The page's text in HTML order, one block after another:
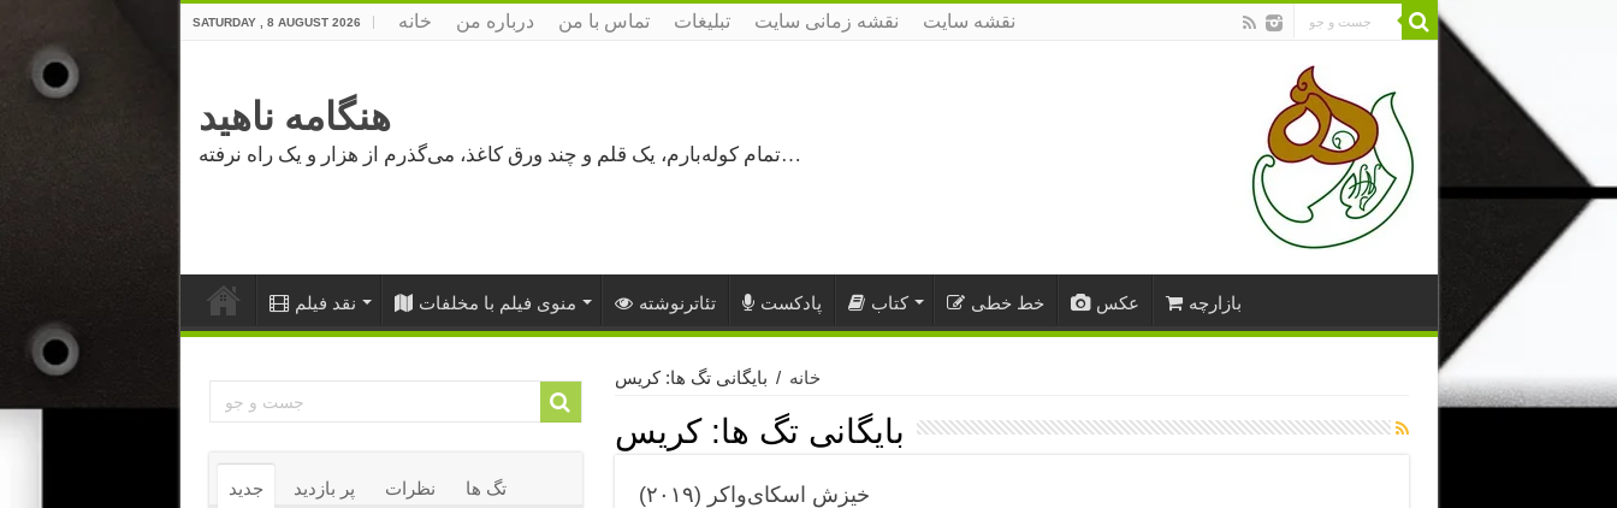
SATURDAY , 8 AUGUST 2026 خانه درباره من تماس با من تبلیغات نقشه زمانی سایت نقشه سایت
هنگامه ناهید
تمام کوله‌بارم، یک قلم و چند ورق کاغذ، می‌گذرم از هزار و یک راه نرفته…
نقد فیلم منوی فیلم با مخلفات تئاترنوشته پادکست کتاب خط خطی عکس بازارچه
خانه / بایگانی تگ ها: کریس
بایگانی تگ ها:کریس
خیزش اسکای‌واکر (۲۰۱۹) جدید پر بازدید نظرات تگ ها